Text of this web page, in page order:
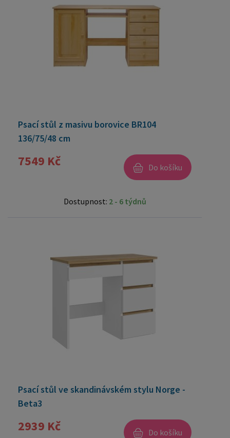
Psací stůl z masivu borovice BR104
136/75/48 cm
7549 Kč Do košíku
Dostupnost: 2 - 6 týdnů
Psací stůl ve skandinávském stylu Norge -
Beta3
2939 Kč Do košíku